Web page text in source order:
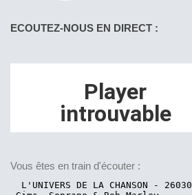
ECOUTEZ-NOUS EN DIRECT :
Vous êtes en train d'écouter :